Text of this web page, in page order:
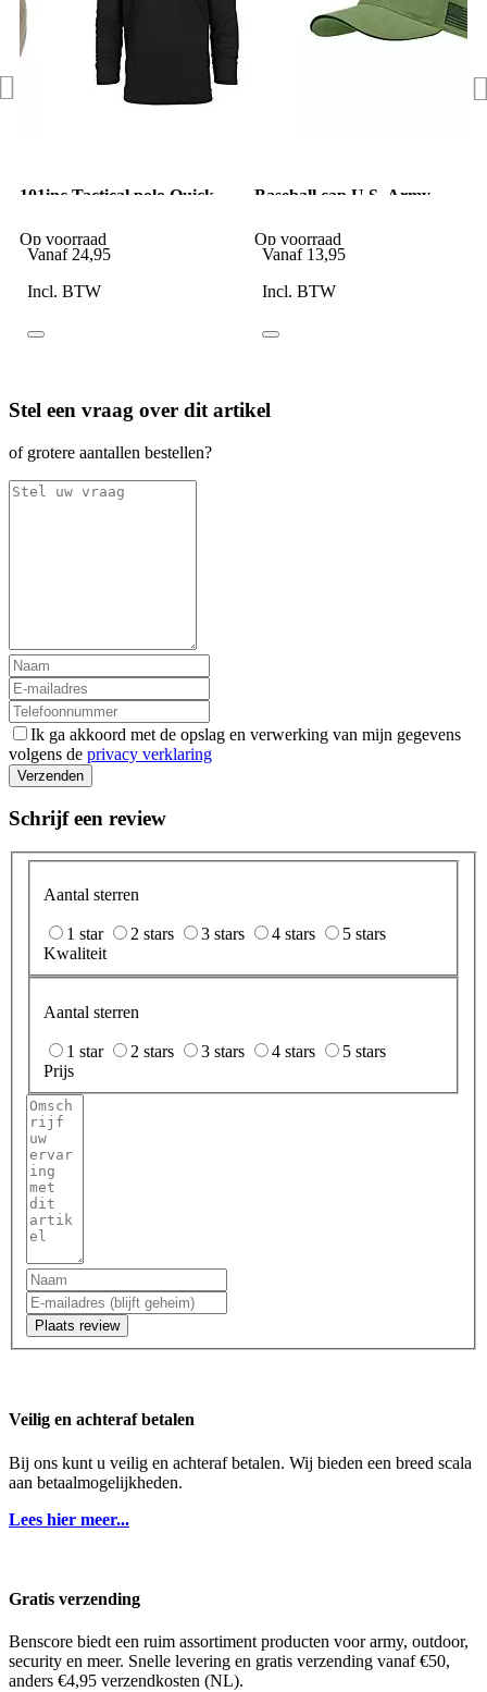
101inc Tactical polo Quick
Op voorraad
Vanaf 24,95
Incl. BTW
Baseball cap U.S. Army
Op voorraad
Vanaf 13,95
Incl. BTW
Stel een vraag over dit artikel
of grotere aantallen bestellen?
Ik ga akkoord met de opslag en verwerking van mijn gegevens
volgens de privacy verklaring
Verzenden
Schrijf een review
Aantal sterren
1 star 2 stars 3 stars 4 stars
5 stars
Kwaliteit
Aantal sterren
1 star 2 stars 3 stars 4 stars
5 stars
Prijs
Plaats review
Veilig en achteraf betalen
Bij ons kunt u veilig en achteraf betalen. Wij bieden een breed scala
aan betaalmogelijkheden.
Lees hier meer...
Gratis verzending
Benscore biedt een ruim assortiment producten voor army, outdoor,
security en meer. Snelle levering en gratis verzending vanaf €50,
anders €4,95 verzendkosten (NL).